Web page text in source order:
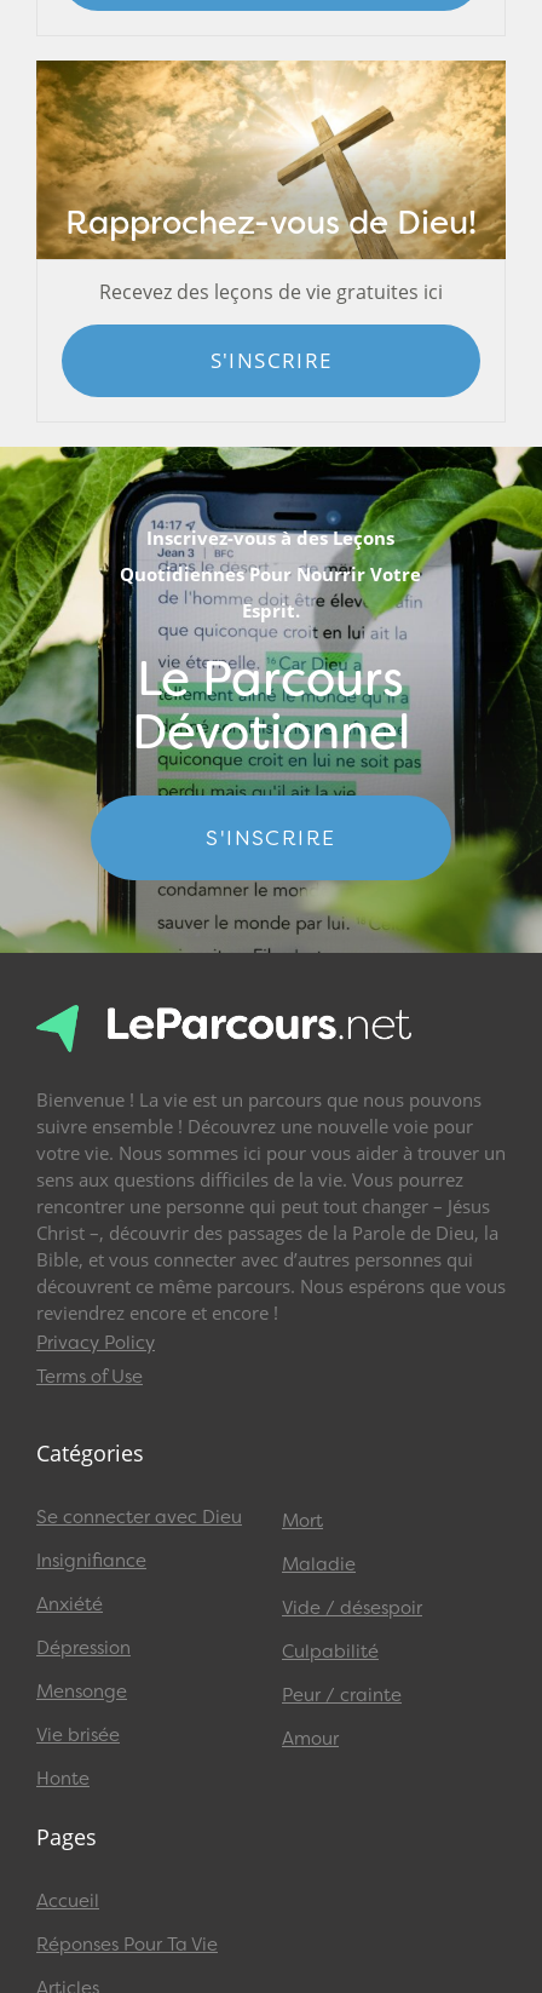
Rapprochez-vous de Dieu!
Recevez des leçons de vie gratuites ici
S'INSCRIRE
Inscrivez-vous à des Leçons
Quotidiennes Pour Nourrir Votre
Esprit.
Le Parcours
Dévotionnel
S'INSCRIRE
Bienvenue ! La vie est un parcours que nous pouvons
suivre ensemble ! Découvrez une nouvelle voie pour
votre vie. Nous sommes ici pour vous aider à trouver un
sens aux questions difficiles de la vie. Vous pourrez
rencontrer une personne qui peut tout changer – Jésus
Christ –, découvrir des passages de la Parole de Dieu, la
Bible, et vous connecter avec d’autres personnes qui
découvrent ce même parcours. Nous espérons que vous
reviendrez encore et encore !
Privacy Policy
Terms of Use
Catégories
Se connecter avec Dieu
Insignifiance
Anxiété
Dépression
Mensonge
Vie brisée
Honte
Mort
Maladie
Vide / désespoir
Culpabilité
Peur / crainte
Amour
Pages
Accueil
Réponses Pour Ta Vie